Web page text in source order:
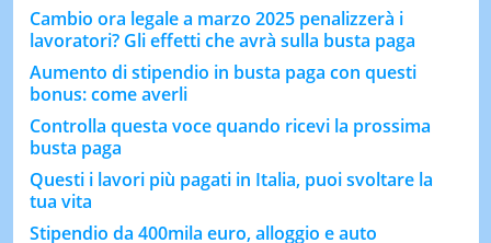
Cambio ora legale a marzo 2025 penalizzerà i
lavoratori? Gli effetti che avrà sulla busta paga
Aumento di stipendio in busta paga con questi
bonus: come averli
Controlla questa voce quando ricevi la prossima
busta paga
Questi i lavori più pagati in Italia, puoi svoltare la
tua vita
Stipendio da 400mila euro, alloggio e auto